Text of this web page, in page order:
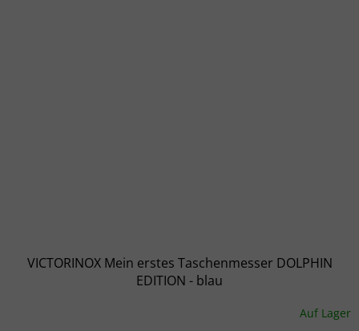
VICTORINOX Mein erstes Taschenmesser DOLPHIN
EDITION - blau
Auf Lager